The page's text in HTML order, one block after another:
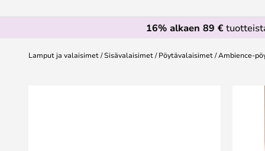
16% alkaen 89 €
Lamput ja valaisimet Sisävalaisimet Pöytävalaisimet Ambience-